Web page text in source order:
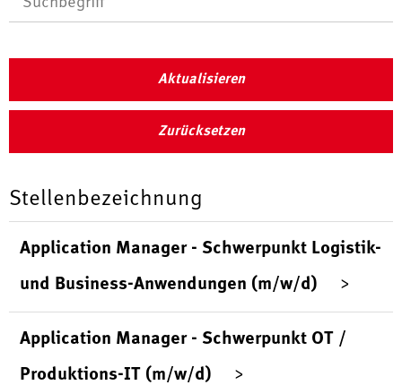
Aktualisieren
Zurücksetzen
Stellenbezeichnung
Application Manager - Schwerpunkt Logistik-
und Business-Anwendungen (m/w/d)
Application Manager - Schwerpunkt OT /
Produktions-IT (m/w/d)